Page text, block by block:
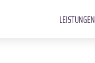
LEISTUNGEN